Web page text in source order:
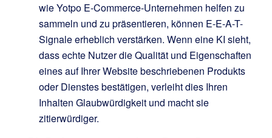
wie Yotpo E-Commerce-Unternehmen helfen zu
sammeln und zu präsentieren, können E-E-A-T-
Signale erheblich verstärken. Wenn eine KI sieht,
dass echte Nutzer die Qualität und Eigenschaften
eines auf Ihrer Website beschriebenen Produkts
oder Dienstes bestätigen, verleiht dies Ihren
Inhalten Glaubwürdigkeit und macht sie
zitierwürdiger.